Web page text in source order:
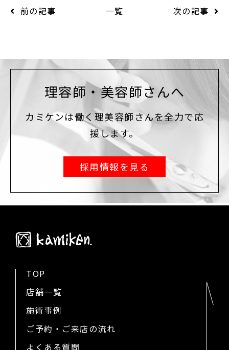
前の記事 一覧 次の記事
理容師・美容師さんへ
カミケンは働く理美容師さんを全力で応
援します。
採用情報を見る
TOP
店舗一覧
施術事例
ご予約・ご来店の流れ
よくある質問